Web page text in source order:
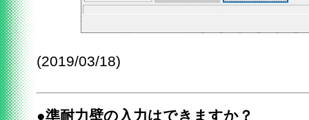
(2019/03/18)
●準耐力壁の入力はできますか？